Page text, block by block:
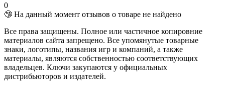
0
🤥 На данный момент отзывов о товаре не найдено
Все права защищены. Полное или частичное копировние
материалов сайта запрещено. Все упомянутые товарные
знаки, логотипы, названия игр и компаний, а также
материалы, являются собственностью соответствующих
владельцев. Ключи закупаются у официальных
дистрибьюторов и издателей.